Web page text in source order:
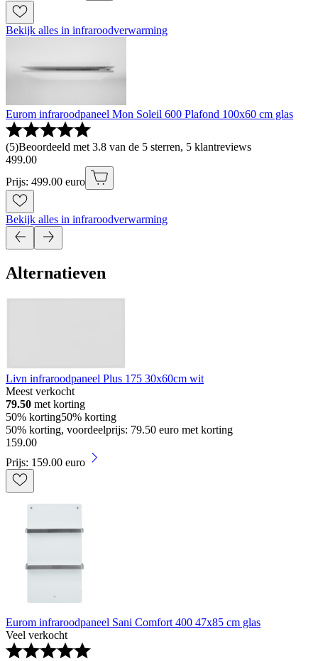
Bekijk alles in infraroodverwarming
Eurom infraroodpaneel Mon Soleil 600 Plafond 100x60 cm glas
(5)Beoordeeld met 3.8 van de 5 sterren, 5 klantreviews
499.00
Prijs: 499.00 euro
Bekijk alles in infraroodverwarming
Alternatieven
Livn infraroodpaneel Plus 175 30x60cm wit
Meest verkocht
79.50 met korting
50% korting50% korting
50% korting, voordeelprijs: 79.50 euro met korting
159.00
Prijs: 159.00 euro
Eurom infraroodpaneel Sani Comfort 400 47x85 cm glas
Veel verkocht